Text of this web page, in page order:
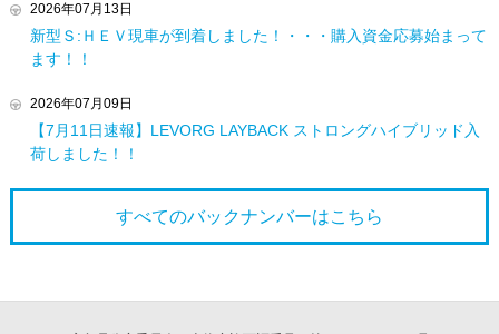
2026年07月13日
新型Ｓ:ＨＥＶ現車が到着しました！・・・購入資金応募始まって
ます！！
2026年07月09日
【7月11日速報】LEVORG LAYBACK ストロングハイブリッド入
荷しました！！
すべてのバックナンバーはこちら